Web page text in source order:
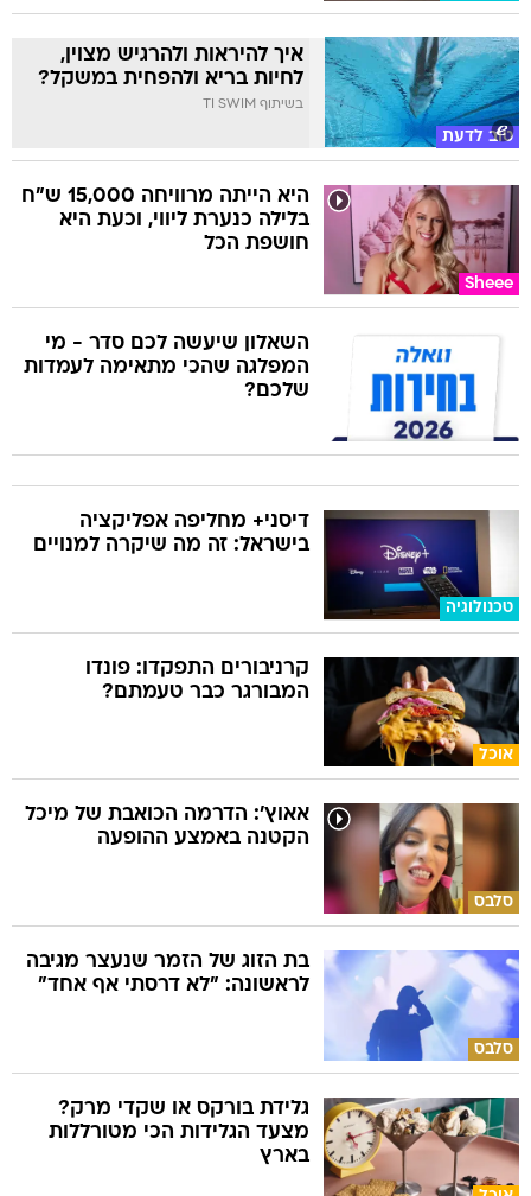
טוב לדעת
איך להיראות ולהרגיש מצוין,
לחיות בריא ולהפחית במשקל?
בשיתוף TI SWIM
Sheee
היא הייתה מרוויחה 15,000 ש"ח
בלילה כנערת ליווי, וכעת היא
חושפת הכל
השאלון שיעשה לכם סדר - מי
המפלגה שהכי מתאימה לעמדות
שלכם?
טכנולוגיה
דיסני+ מחליפה אפליקציה
בישראל: זה מה שיקרה למנויים
אוכל
קרניבורים התפקדו: פונדו
המבורגר כבר טעמתם?
סלבס
אאוץ': הדרמה הכואבת של מיכל
הקטנה באמצע ההופעה
סלבס
בת הזוג של הזמר שנעצר מגיבה
לראשונה: "לא דרסתי אף אחד"
גלידת בורקס או שקדי מרק?
מצעד הגלידות הכי מטורללות
בארץ